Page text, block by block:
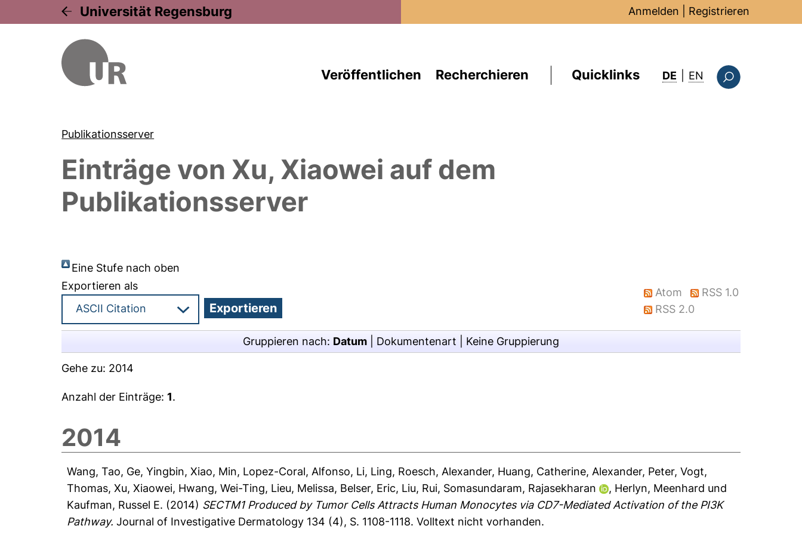
Universität Regensburg Anmelden Registrieren
Veröffentlichen Recherchieren Quicklinks DE EN : this page in
Publikationsserver
Einträge von Xu, Xiaowei auf dem
Publikationsserver
Eine Stufe nach oben
Exportieren als
Atom
RSS 1.0
RSS 2.0
Gruppieren nach: Datum Dokumentenart Keine Gruppierung
Gehe zu: 2014
Anzahl der Einträge:1.
2014
Wang, Tao, Ge, Yingbin,Xiao, Min, Lopez-Coral, Alfonso, Li, Ling, Roesch, Alexander, Huang, Catherine, Alexander, Peter,Vogt,
Thomas,Xu, Xiaowei, Hwang, Wei-Ting, Lieu, Melissa, Belser, Eric, Liu, Rui, Somasundaram, Rajasekharan , Herlyn, Meenhard und
Kaufman, Russel E. (2014) SECTM1 Produced by Tumor Cells Attracts Human Monocytes via CD7-Mediated Activation of the PI3K
Pathway. Journal of Investigative Dermatology 134 (4), S. 1108-1118.Volltext nicht vorhanden.